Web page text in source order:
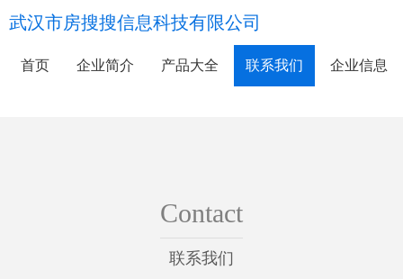
武汉市房搜搜信息科技有限公司
首页 企业简介 产品大全 联系我们 企业信息
Contact
联系我们